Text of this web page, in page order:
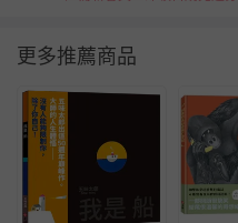
更多推薦商品